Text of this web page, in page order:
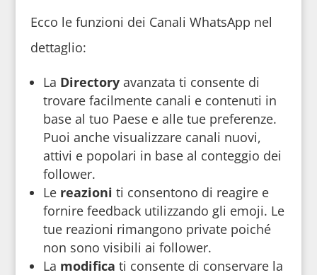
Ecco le funzioni dei Canali WhatsApp nel
dettaglio:
La Directoryavanzata ti consente di
trovare facilmente canali e contenuti in
base al tuo Paese e alle tue preferenze.
Puoi anche visualizzare canali nuovi,
attivi e popolari in base al conteggio dei
follower.
Le reazioni ti consentono di reagire e
fornire feedback utilizzando gli emoji. Le
tue reazioni rimangono private poiché
non sono visibili ai follower.
La modifica ti consente di conservare la